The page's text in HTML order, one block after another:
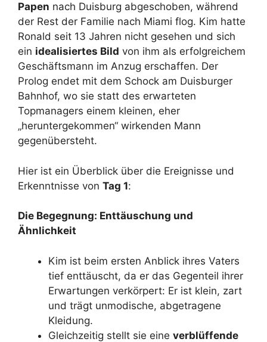
Papen nach Duisburg abgeschoben, während
der Rest der Familie nach Miami flog. Kim hatte
Ronald seit 13 Jahren nicht gesehen und sich
ein idealisiertes Bild von ihm als erfolgreichem
Geschäftsmann im Anzug erschaffen. Der
Prolog endet mit dem Schock am Duisburger
Bahnhof, wo sie statt des erwarteten
Topmanagers einem kleinen, eher
„heruntergekommen“ wirkenden Mann
gegenübersteht.
Hier ist ein Überblick über die Ereignisse und
Erkenntnisse von Tag 1:
Die Begegnung: Enttäuschung und
Ähnlichkeit
Kim ist beim ersten Anblick ihres Vaters
tief enttäuscht, da er das Gegenteil ihrer
Erwartungen verkörpert: Er ist klein, zart
und trägt unmodische, abgetragene
Kleidung.
Gleichzeitig stellt sie eine verblüffende